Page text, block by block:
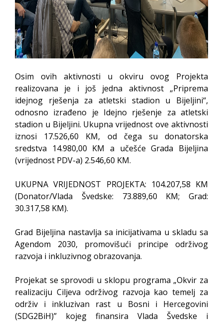
Osim ovih aktivnosti u okviru ovog Projekta
realizovana je i još jedna aktivnost „Priprema
idejnog rješenja za atletski stadion u Bijeljini“,
odnosno izrađeno je Idejno rješenje za atletski
stadion u Bijeljini. Ukupna vrijednost ove aktivnosti
iznosi 17.526,60 KM, od čega su donatorska
sredstva 14.980,00 KM a učešće Grada Bijeljina
(vrijednost PDV-a) 2.546,60 KM.
UKUPNA VRIJEDNOST PROJEKTA: 104.207,58 KM
(Donator/Vlada Švedske: 73.889,60 KM; Grad:
30.317,58 KM).
Grad Bijeljina nastavlja sa inicijativama u skladu sa
Agendom 2030, promovišući principe održivog
razvoja i inkluzivnog obrazovanja.
Projekat se sprovodi u sklopu programa „Okvir za
realizaciju Ciljeva održivog razvoja kao temelj za
održiv i inkluzivan rast u Bosni i Hercegovini
(SDG2BiH)” kojeg finansira Vlada Švedske i